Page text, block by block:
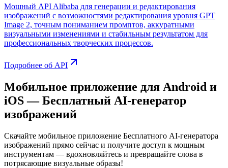
Мощный API Alibaba для генерации и редактирования
изображений с возможностями редактирования уровня GPT
Image 2, точным пониманием промптов, аккуратными
визуальными изменениями и стабильным результатом для
профессиональных творческих процессов.
Подробнее об API
Мобильное приложение для Android и
iOS — Бесплатный AI-генератор
изображений
Скачайте мобильное приложение Бесплатного AI-генератора
изображений прямо сейчас и получите доступ к мощным
инструментам — вдохновляйтесь и превращайте слова в
потрясающие визуальные образы!